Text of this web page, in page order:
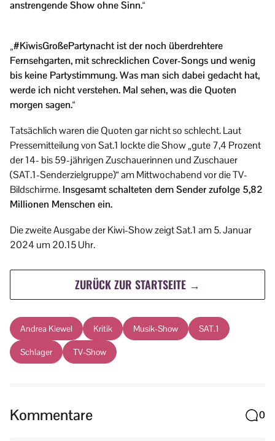
anstrengende Show ohne Sinn.“
„#KiwisGroßePartynacht ist der noch überdrehtere
Fernsehgarten, mit schrecklichen Cover-Songs und wenig
bis keine Partystimmung. Was man sich dabei gedacht hat,
werde ich nicht verstehen. Mal sehen, was die Quoten
morgen sagen.“
Tatsächlich waren die Quoten gar nicht so schlecht. Laut
Pressemitteilung von Sat.1 lockte die Show „gute 7,4 Prozent
der 14- bis 59-jährigen Zuschauerinnen und Zuschauer
(SAT.1-Senderzielgruppe)“ am Mittwochabend vor die TV-
Bildschirme. Insgesamt schalteten dem Sender zufolge 5,82
Millionen Menschen ein.
Die zweite Ausgabe der Kiwi-Show zeigt Sat.1 am 5. Januar
2024 um 20.15 Uhr.
ZURÜCK ZUR STARTSEITE →
Andrea Kiewel Kritik Musik-Show SAT.1
Schlager TV-Show
Kommentare 0